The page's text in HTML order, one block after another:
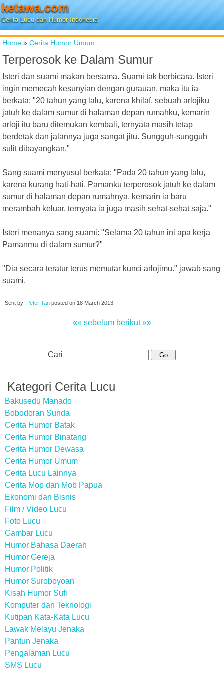
ketawa.com
Cerita Lucu dan Humor Indonesia
Home » Cerita Humor Umum
Terperosok ke Dalam Sumur
Isteri dan suami makan bersama. Suami tak berbicara. Isteri
ingin memecah kesunyian dengan gurauan, maka itu ia
berkata: "20 tahun yang lalu, karena khilaf, sebuah arlojiku
jatuh ke dalam sumur di halaman depan rumahku, kemarin
arloji itu baru ditemukan kembali, ternyata masih tetap
berdetak dan jalannya juga sangat jitu. Sungguh-sungguh
sulit dibayangkan."
Sang suami menyusul berkata: "Pada 20 tahun yang lalu,
karena kurang hati-hati, Pamanku terperosok jatuh ke dalam
sumur di halaman depan rumahnya, kemarin ia baru
merambah keluar, ternyata ia juga masih sehat-sehat saja."
Isteri menanya sang suami: "Selama 20 tahun ini apa kerja
Pamanmu di dalam sumur?"
"Dia secara teratur terus memutar kunci arlojimu." jawab sang
suami.
Sent by: Peter Tan posted on 18 March 2013
«« sebelum berikut »»
Cari
Kategori Cerita Lucu
Bakusedu Manado
Bobodoran Sunda
Cerita Humor Batak
Cerita Humor Binatang
Cerita Humor Dewasa
Cerita Humor Umum
Cerita Lucu Lainnya
Cerita Mop dan Mob Papua
Ekonomi dan Bisnis
Film / Video Lucu
Foto Lucu
Gambar Lucu
Humor Bahasa Daerah
Humor Gereja
Humor Politik
Humor Suroboyoan
Kisah Humor Sufi
Komputer dan Teknologi
Kutipan Kata-Kata Lucu
Lawak Melayu Jenaka
Pantun Jenaka
Pengalaman Lucu
SMS Lucu